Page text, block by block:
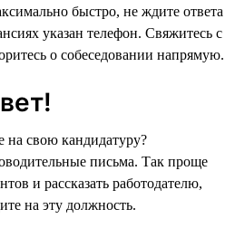
быстро, не ждите ответа
указан телефон. Свяжитесь с
о собеседовании напрямую.
на свою кандидатуру?
письма. Так проще
и рассказать работодателю,
на эту должность.